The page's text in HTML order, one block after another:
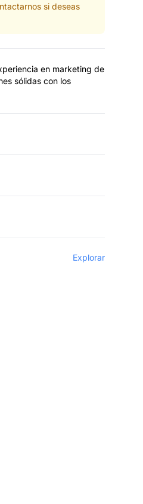
si deseas
en marketing de
sólidas con los
Explorar